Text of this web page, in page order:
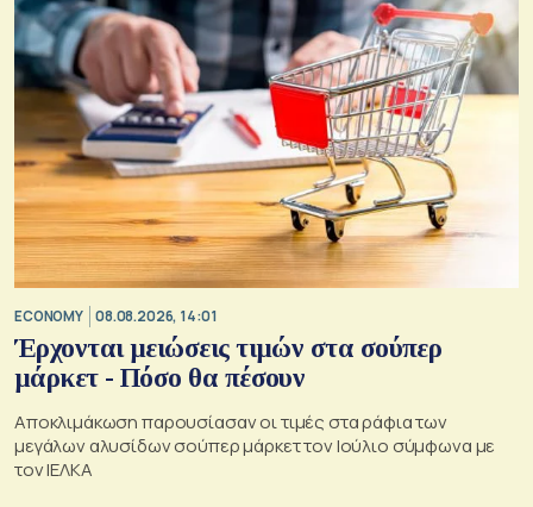
ECONOMY 08.08.2026, 14:01
Έρχονται μειώσεις τιμών στα σούπερ
μάρκετ - Πόσο θα πέσουν
Αποκλιμάκωση παρουσίασαν οι τιμές στα ράφια των
μεγάλων αλυσίδων σούπερ μάρκετ τον Ιούλιο σύμφωνα με
τον ΙΕΛΚΑ